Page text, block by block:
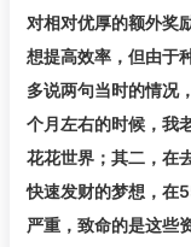
对相对优厚的额外奖
想提高效率，但由于
多说两句当时的情况
个月左右的时候，我
花花世界；其二，在
快速发财的梦想，在
严重，致命的是这些